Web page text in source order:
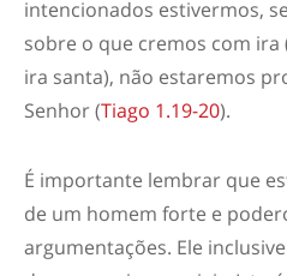
intencionados estivermos,
sobre o que cremos com
ira santa), não estaremos
Senhor (Tiago 1.19-20).
É importante lembrar que
de um homem forte e
argumentações. Ele